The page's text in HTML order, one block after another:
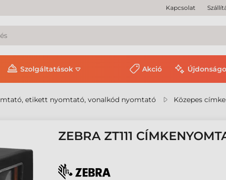
Kapcsolat
Szolgáltatások Akció
etikett nyomtató, vonalkód nyomtató Közepes
ZEBRA ZT111